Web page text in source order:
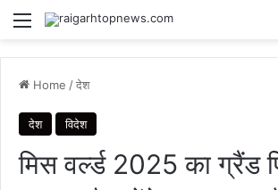
Menu
Home /देश
देश विदेश
मिस वर्ल्ड 2025 का ग्रैंड